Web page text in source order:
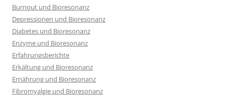
Burnout und Bioresonanz
Depressionen und Bioresonanz
Diabetes und Bioresonanz
Enzyme und Bioresonanz
Erfahrungsberichte
Erkältung und Bioresonanz
Ernährung und Bioresonanz
Fibromyalgie und Bioresonanz